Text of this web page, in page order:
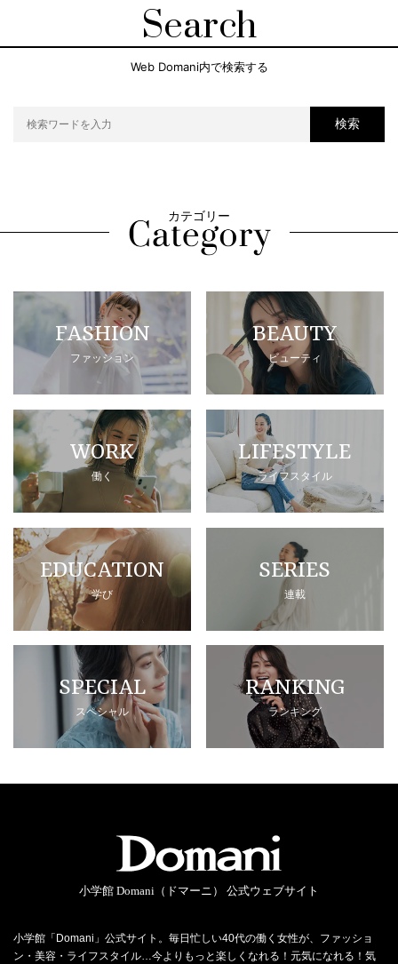
Search
Web Domani内で検索する
検索
カテゴリー
FASHION
ファッション
BEAUTY
ビューティ
WORK
働く
LIFESTYLE
ライフスタイル
EDUCATION
学び
SERIES
連載
SPECIAL
スペシャル
RANKING
ランキング
小学館 Domani（ドマーニ） 公式ウェブサイト
小学館「Domani」公式サイト。毎日忙しい40代の働く女性が、ファッショ
ン・美容・ライフスタイル…今よりもっと楽しくなれる！元気になれる！気